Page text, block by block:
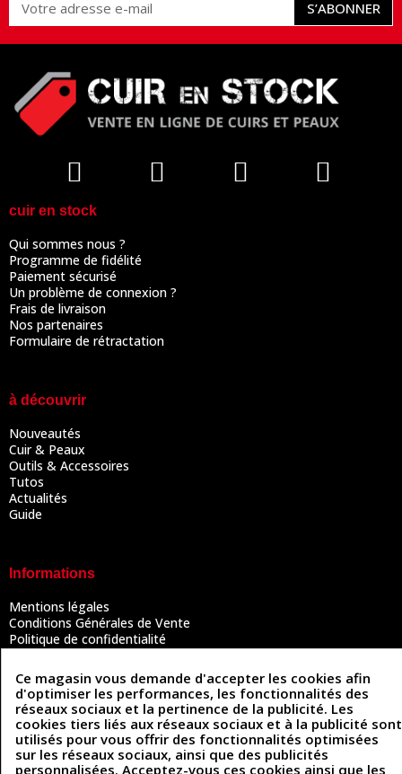
S’ABONNER
cuir en stock
Qui sommes nous ?
Programme de fidélité
Paiement sécurisé
Un problème de connexion ?
Frais de livraison
Nos partenaires
Formulaire de rétractation
à découvrir
Nouveautés
Cuir & Peaux
Outils & Accessoires
Tutos
Actualités
Guide
Informations
Mentions légales
Conditions Générales de Vente
Politique de confidentialité
Politique des cookies
Contactez-nous
Coordonnées
493 Chemin de Catougnac
Ce magasin vous demande d'accepter les cookies afin
d'optimiser les performances, les fonctionnalités des
réseaux sociaux et la pertinence de la publicité. Les
cookies tiers liés aux réseaux sociaux et à la publicité sont
utilisés pour vous offrir des fonctionnalités optimisées
sur les réseaux sociaux, ainsi que des publicités
personnalisées. Acceptez-vous ces cookies ainsi que les